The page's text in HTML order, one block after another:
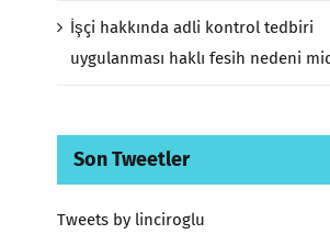
İşçi hakkında adli kontrol tedbiri
uygulanması haklı fesih nedeni
Son Tweetler
Tweets by linciroglu